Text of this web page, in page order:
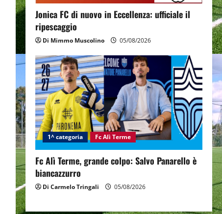
Jonica FC di nuovo in Eccellenza: ufficiale il
ripescaggio
Di Mimmo Muscolino 05/08/2026
1^ categoria Fc Alì Terme
Fc Alì Terme, grande colpo: Salvo Panarello è
biancazzurro
Di Carmelo Tringali 05/08/2026